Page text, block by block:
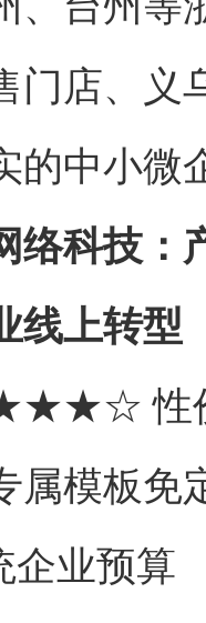
门店、义
的中小微
络科技：
线上转型
性价
属模板免
企业预算